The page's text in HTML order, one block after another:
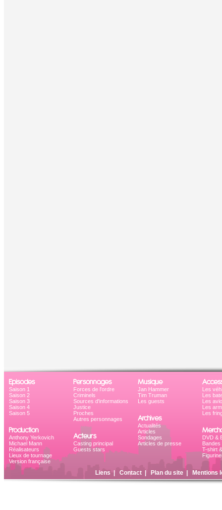
Episodes
Saison 1
Saison 2
Saison 3
Saison 4
Saison 5
Production
Anthony Yerkovich
Michael Mann
Réalisateurs
Lieux de tournage
Version française
Personnages
Forces de l'ordre
Criminels
Sources d'informations
Justice
Proches
Autres personnages
Acteurs
Casting principal
Guests stars
Musique
Jan Hammer
Tim Truman
Les guests
Archives
Actualités
Articles
Sondages
Articles de presse
Les
Les
Les
Les
Les
DVD &
Bandes
T-shirt
Liens Contact| Plan du site| Mentions